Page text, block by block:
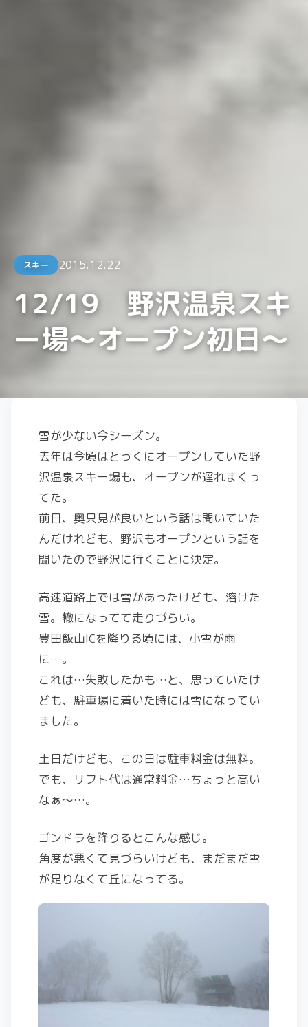
スキー 2015.12.22
12/19 野沢温泉スキ
ー場～オープン初日～
雪が少ない今シーズン。
去年は今頃はとっくにオープンしていた野
沢温泉スキー場も、オープンが遅れまくっ
てた。
前日、奥只見が良いという話は聞いていた
んだけれども、野沢もオープンという話を
聞いたので野沢に行くことに決定。
高速道路上では雪があったけども、溶けた
雪。轍になってて走りづらい。
豊田飯山ICを降りる頃には、小雪が雨
に…。
これは…失敗したかも…と、思っていたけ
ども、駐車場に着いた時には雪になってい
ました。
土日だけども、この日は駐車料金は無料。
でも、リフト代は通常料金…ちょっと高い
なぁ～…。
ゴンドラを降りるとこんな感じ。
角度が悪くて見づらいけども、まだまだ雪
が足りなくて丘になってる。